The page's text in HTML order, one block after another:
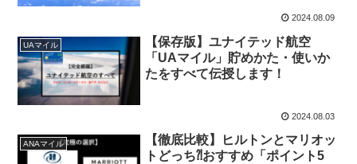
2024.08.09
UAマイル
【保存版】ユナイテッド航空
「UAマイル」貯めかた・使いか
たをすべて伝授します！
2024.08.03
ANAマイル
【徹底比較】ヒルトンとマリオッ
トどっち⁈おすすめ「ポイント5